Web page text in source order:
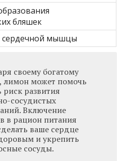
бляшек
сердечной мышцы
своему богатому
лимон может помочь
риск развития
сосудистых
Включение
в рацион питания
ваше сердце
и укрепить
сосуды.